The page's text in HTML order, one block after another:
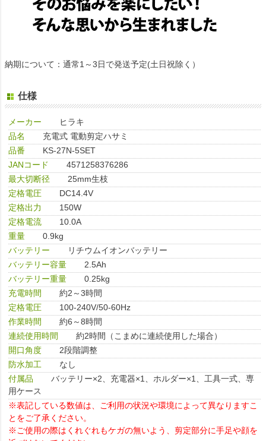
納期について：通常1～3日で発送予定(土日祝除く）
仕様
メーカー
ヒラキ
品名
充電式 電動剪定ハサミ
品番
KS-27N-5SET
JANコード
4571258376286
最大切断径
25mm生枝
定格電圧
DC14.4V
定格出力
150W
定格電流
10.0A
重量
0.9kg
バッテリー
リチウムイオンバッテリー
バッテリー容量
2.5Ah
バッテリー重量
0.25kg
充電時間
約2～3時間
定格電圧
100-240V/50-60Hz
作業時間
約6～8時間
連続使用時間
約2時間（こまめに連続使用した場合）
開口角度
2段階調整
防水加工
なし
付属品
バッテリー×2、充電器×1、ホルダー×1、工具一式、専
用ケース
※表記している数値は、ご利用の状況や環境によって異なりますこ
とをご了承ください。
※ご使用の際はくれぐれもケガの無いよう、剪定部分に手足や顔を